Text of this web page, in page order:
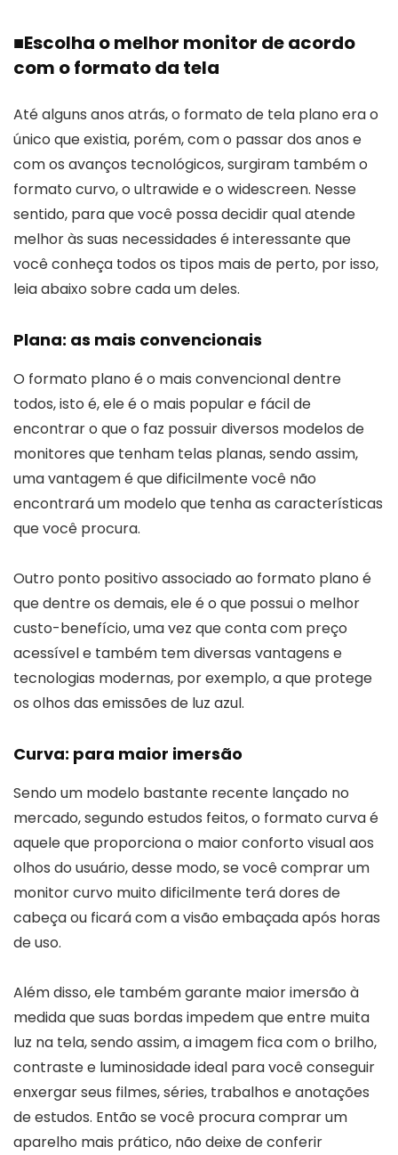
■Escolha o melhor monitor de acordo
com o formato da tela
Até alguns anos atrás, o formato de tela plano era o
único que existia, porém, com o passar dos anos e
com os avanços tecnológicos, surgiram também o
formato curvo, o ultrawide e o widescreen. Nesse
sentido, para que você possa decidir qual atende
melhor às suas necessidades é interessante que
você conheça todos os tipos mais de perto, por isso,
leia abaixo sobre cada um deles.
Plana: as mais convencionais
O formato plano é o mais convencional dentre
todos, isto é, ele é o mais popular e fácil de
encontrar o que o faz possuir diversos modelos de
monitores que tenham telas planas, sendo assim,
uma vantagem é que dificilmente você não
encontrará um modelo que tenha as características
que você procura.
Outro ponto positivo associado ao formato plano é
que dentre os demais, ele é o que possui o melhor
custo-benefício, uma vez que conta com preço
acessível e também tem diversas vantagens e
tecnologias modernas, por exemplo, a que protege
os olhos das emissões de luz azul.
Curva: para maior imersão
Sendo um modelo bastante recente lançado no
mercado, segundo estudos feitos, o formato curva é
aquele que proporciona o maior conforto visual aos
olhos do usuário, desse modo, se você comprar um
monitor curvo muito dificilmente terá dores de
cabeça ou ficará com a visão embaçada após horas
de uso.
Além disso, ele também garante maior imersão à
medida que suas bordas impedem que entre muita
luz na tela, sendo assim, a imagem fica com o brilho,
contraste e luminosidade ideal para você conseguir
enxergar seus filmes, séries, trabalhos e anotações
de estudos. Então se você procura comprar um
aparelho mais prático, não deixe de conferir